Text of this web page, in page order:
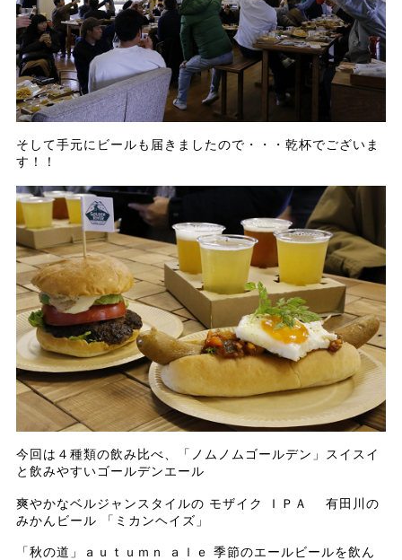
そして手元にビールも届きましたので・・・乾杯でございま
す！！
今回は４種類の飲み比べ、「ノムノムゴールデン」スイスイ
と飲みやすいゴールデンエール
爽やかなベルジャンスタイルの モザイク ＩＰＡ 有田川の
みかんビール 「ミカンヘイズ」
「秋の道」ａｕｔｕｍｎ ａｌｅ 季節のエールビールを飲ん